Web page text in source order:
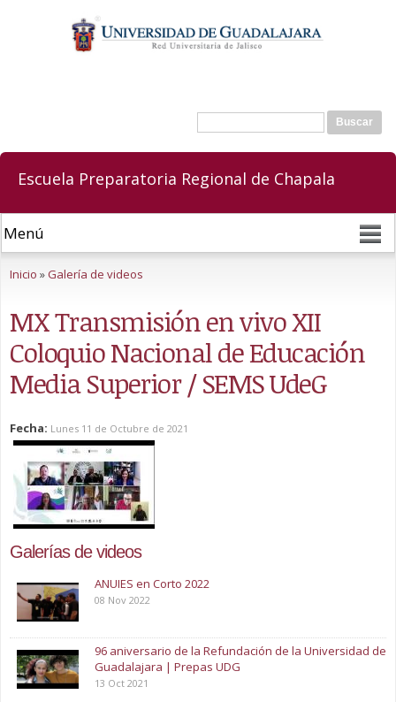
contenido
principal
Formulario de búsqueda
Buscar
Escuela Preparatoria Regional de Chapala
Inicio »Galería de videos
MX Transmisión en vivo XII
Coloquio Nacional de Educación
Media Superior / SEMS UdeG
Fecha: Lunes 11 de Octubre de 2021
Galerías de videos
ANUIES en Corto 2022
08 Nov 2022
96 aniversario de la Refundación de la Universidad de
Guadalajara | Prepas UDG
13 Oct 2021